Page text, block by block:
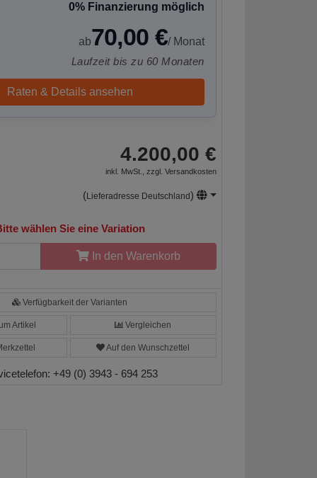
0% Finanzierung möglich
ab70,00 €/ Monat
Laufzeit bis zu 60 Monaten
Raten & Details ansehen
4.200,00 €
inkl. MwSt., zzgl. Versandkosten
(Lieferadresse Deutschland)
wählen Sie eine Variation
In den Warenkorb
Verfügbarkeit der Varianten
Artikel Vergleichen
Auf den Wunschzettel
+49 (0) 3943 - 694 253